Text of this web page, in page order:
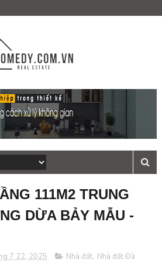
111M2 TRUNG
DỪA BẢY MẪU -
7 22, 2025 Nhà đất, Nhà đất Đà